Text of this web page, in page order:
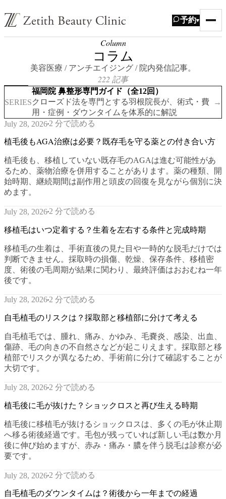
予約▾
Column
コラム
美容医療 / アンチエイジング / 院内発信記事。
222 記事
SERIES
福岡院 鼻整形専門ガイド（全12回）
クローズド法を専門とする羽根院長が、術式・費
用・症例・ダウンタイムを体系的に解説
→
July 28, 2026 2 分で読める
植毛後もAGA治療は必要？既存毛を守る薬との付き合い方
植毛後も、移植していない既存毛のAGAは進む可能性があ
るため、薬物治療を併用することがあります。薬の種類、開
始時期、継続期間は副作用と頭皮の回復を見ながら個別に決
めます。
July 28, 2026 2 分で読める
移植毛はいつ定着する？生着を左右する条件と完成時期
移植毛の生着は、手術直後の見た目や一時的な脱毛だけでは
判断できません。採取時の損傷、乾燥、保存条件、移植密
度、術後の毛周期が結果に関わり、最終評価はおおむね一年
後です。
July 28, 2026 2 分で読める
自毛植毛のリスクは？採取部と移植部に分けて考える
自毛植毛では、腫れ、痛み、かゆみ、毛嚢炎、感染、出血、
傷跡、毛の向きの不自然さなどが起こりえます。採取部と移
植部でリスクが異なるため、手術前に分けて確認することが
大切です。
July 28, 2026 2 分で読める
植毛後に毛が抜けた？ショックロスと再び生える時期
植毛後に移植毛が抜けるショックロスは、多くの毛が休止期
へ移る術後経過です。毛包が残っていれば新しい毛は数か月
後に伸び始めますが、赤み・痛み・膿を伴う脱毛は診察が必
要です。
July 28, 2026 2 分で読める
自毛植毛のダウンタイムは？術後から一年までの経過